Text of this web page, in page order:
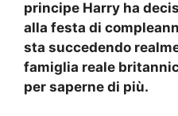
principe Harry ha
alla festa di
sta succedendo
famiglia reale
per saperne di più.